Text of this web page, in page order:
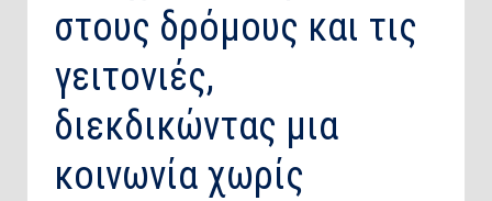
στους δρόμους και τις
γειτονιές,
διεκδικώντας μια
κοινωνία χωρίς